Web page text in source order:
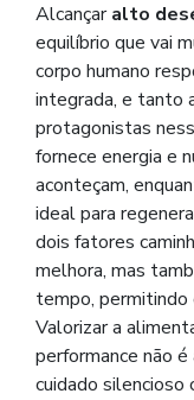
Alcançaralto
equilíbrio que vai
corpo humano
integrada, e tanto
protagonistas
fornece energia e
aconteçam,
ideal para
dois fatores
melhora, mas
tempo,
Valorizar a
performance não
cuidado silencioso